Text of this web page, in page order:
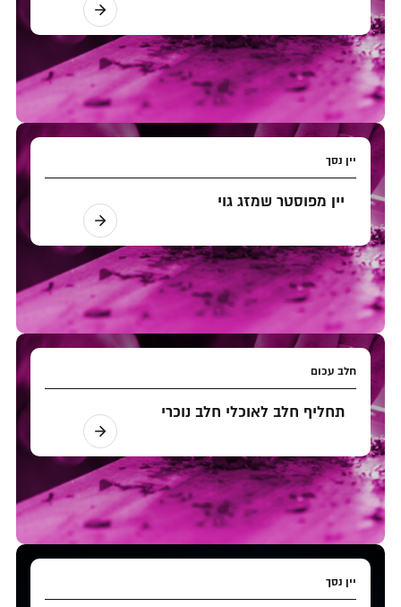
יין נסך
יין מפוסטר שמזג גוי
חלב עכום
תחליף חלב לאוכלי חלב נוכרי
יין נסך